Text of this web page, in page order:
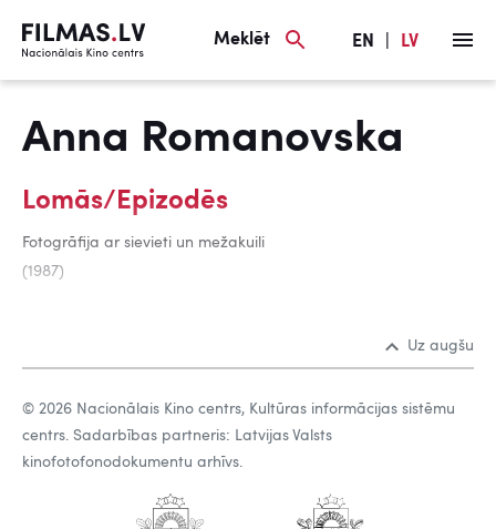
Meklēt EN LV
Anna Romanovska
Lomās/Epizodēs
Fotogrāfija ar sievieti un mežakuili
(1987)
Uz augšu
© 2026 Nacionālais Kino centrs, Kultūras informācijas sistēmu
centrs. Sadarbības partneris: Latvijas Valsts
kinofotofonodokumentu arhīvs.